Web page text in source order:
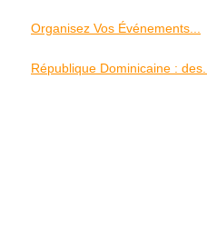
Organisez Vos Événements...
République Dominicaine : des...